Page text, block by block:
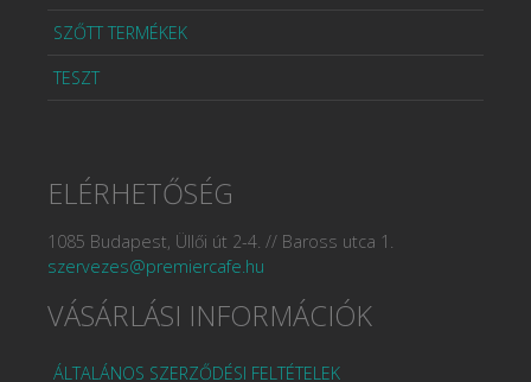
SZŐTT TERMÉKEK
TESZT
ELÉRHETŐSÉG
1085 Budapest, Üllői út 2-4. // Baross utca 1.
szervezes@premiercafe.hu
VÁSÁRLÁSI INFORMÁCIÓK
ÁLTALÁNOS SZERZŐDÉSI FELTÉTELEK